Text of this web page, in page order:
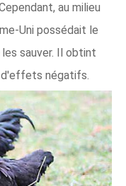
au milieu
Uni possédait le
sauver. Il obtint
d'effets négatifs.